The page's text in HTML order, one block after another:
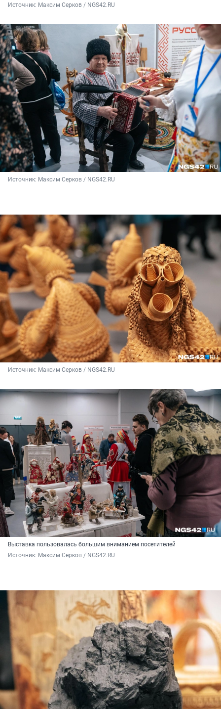
Источник: Максим Серков / NGS42.RU
Источник: Максим Серков / NGS42.RU
Источник: Максим Серков / NGS42.RU
Выставка пользовалась большим вниманием посетителей
Источник: Максим Серков / NGS42.RU